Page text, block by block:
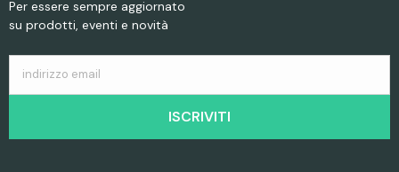
Per essere sempre aggiornato
su prodotti, eventi e novità
indirizzo email
ISCRIVITI